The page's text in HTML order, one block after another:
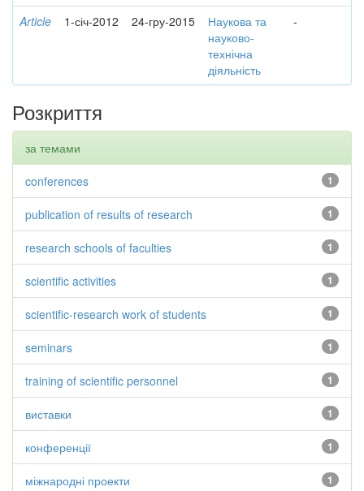
Article 1-січ-2012 24-гру-2015
Наукова та
науково-
технічна
діяльність
-
Розкриття
за темами
1
conferences
1
publication of results of research
1
research schools of faculties
1
scientific activities
1
scientific-research work of students
1
seminars
1
training of scientific personnel
1
виставки
1
конференції
1
міжнародні проекти